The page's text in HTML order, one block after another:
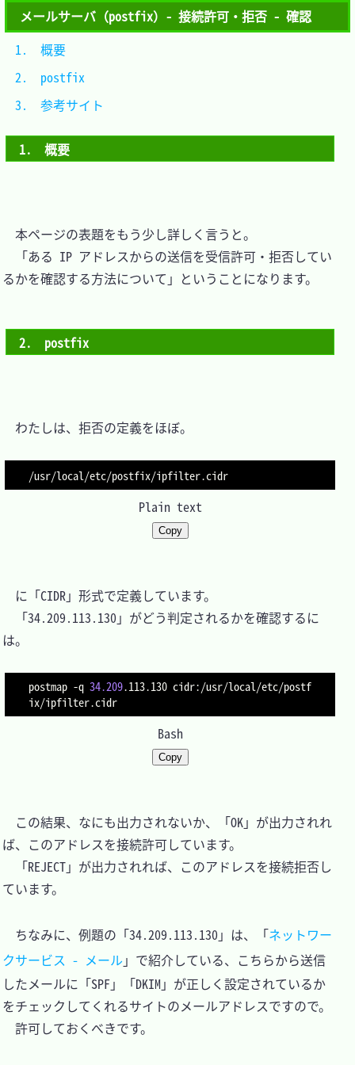
メールサーバ（postfix）- 接続許可・拒否 - 確認
1.　概要
本ページの表題をもう少し詳しく言うと。
「ある IP アドレスからの送信を受信許可・拒否してい
るかを確認する方法について」ということになります。
2.　postfix
わたしは、拒否の定義をほぼ。
Plain text
Copy
に「CIDR」形式で定義しています。
「34.209.113.130」がどう判定されるかを確認するに
は。
postmap -q 34.209.113.130 cidr:/usr/local/etc/postf
Bash
Copy
この結果、なにも出力されないか、「OK」が出力されれ
ば、このアドレスを接続許可しています。
「REJECT」が出力されれば、このアドレスを接続拒否し
ています。
ちなみに、例題の「34.209.113.130」は、「ネットワー
クサービス - メール 」で紹介している、こちらから送信
したメールに「SPF」「DKIM」が正しく設定されているか
をチェックしてくれるサイトのメールアドレスですので。
許可しておくべきです。